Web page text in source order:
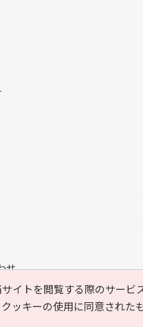
イトを閲覧する際のサー
ッキーの使用に同意された
せ